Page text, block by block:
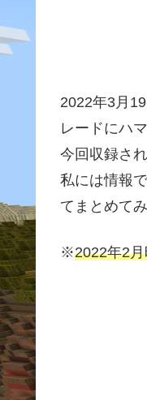
2022年3月
レードにハ
今回収録さ
私には情報
てまとめて
※2022年2